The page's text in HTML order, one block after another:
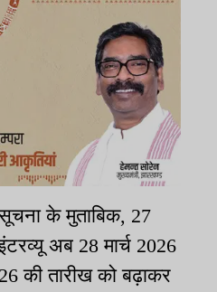
के मुताबिक, 27
अब 28 मार्च 2026
की तारीख को बढ़ाकर